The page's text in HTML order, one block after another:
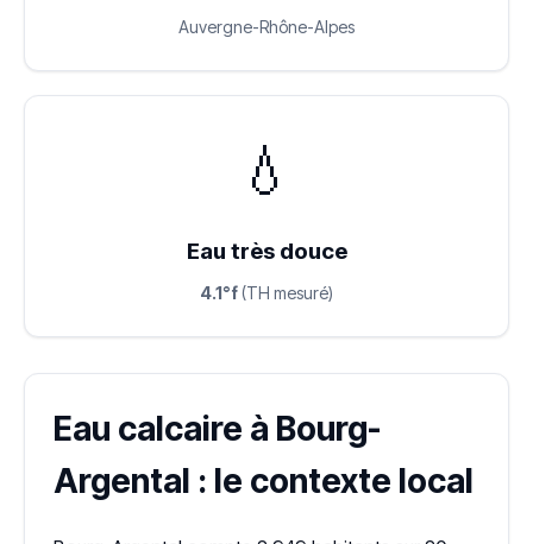
Auvergne-Rhône-Alpes
💧
Eau très douce
4.1°f (TH mesuré)
Eau calcaire à Bourg-
Argental : le contexte local